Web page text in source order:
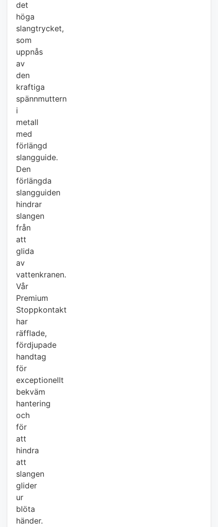
det
höga
slangtrycket,
som
uppnås
av
den
kraftiga
spännmuttern
i
metall
med
förlängd
slangguide.
Den
förlängda
slangguiden
hindrar
slangen
från
att
glida
av
vattenkranen.
Vår
Premium
Stoppkontakt
har
räfflade,
fördjupade
handtag
för
exceptionellt
bekväm
hantering
och
för
att
hindra
att
slangen
glider
ur
blöta
händer.